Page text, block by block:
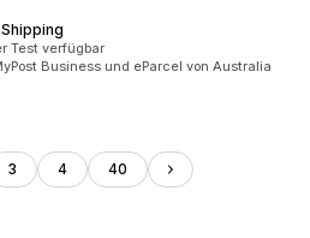
Test verfügbar
Business und eParcel von Australia
3 4 40